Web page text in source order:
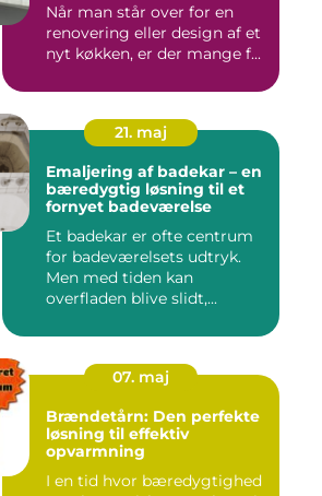
Når man står over for en
renovering eller design af et
nyt køkken, er der mange f...
21. maj
Emaljering af badekar – en
bæredygtig løsning til et
fornyet badeværelse
Et badekar er ofte centrum
for badeværelsets udtryk.
Men med tiden kan
overfladen blive slidt,...
07. maj
Brændetårn: Den perfekte
løsning til effektiv
opvarmning
I en tid hvor bæredygtighed